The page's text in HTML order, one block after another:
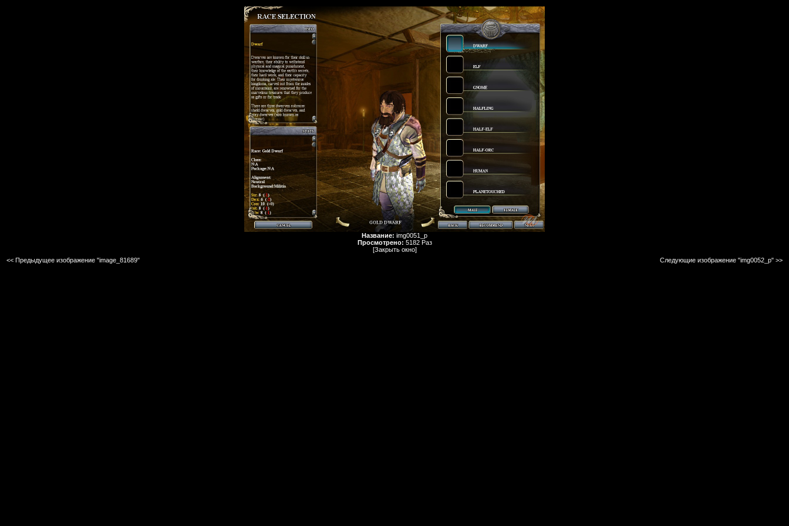
Название: img0051_p
Просмотрено: 5182 Раз
[Закрыть окно]
<< Предыдущее изображение "image_81689"
Следующие изображение "img0052_p" >>